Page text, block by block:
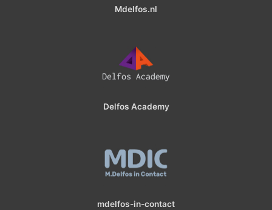
Mdelfos.nl
Delfos Academy
mdelfos-in-contact